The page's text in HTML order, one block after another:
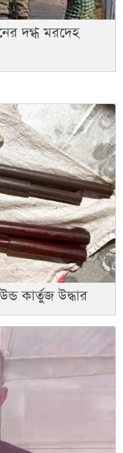
দগ্ধ মরদেহ
কার্তুজ উদ্ধার